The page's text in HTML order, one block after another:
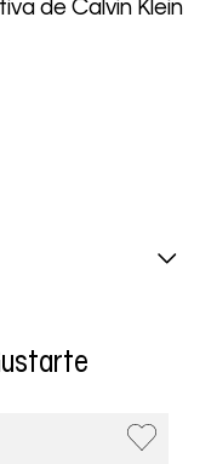
de Calvin Klein
eventos
estar sin usar